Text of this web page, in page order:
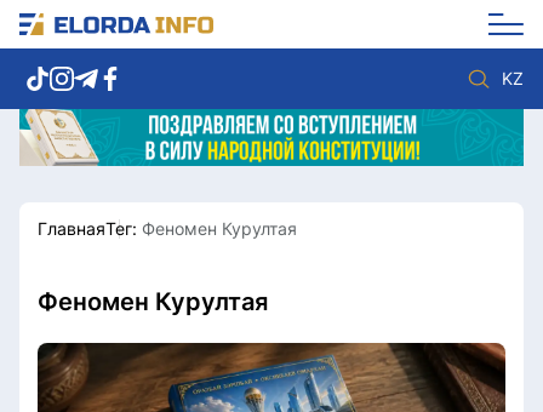
KZ
Новости столицы
Политика
Спорт
Культура
Видео
Мир
Послание
Служба Комплаенс
Этический кодекс
Служу стране
ГлавнаяТег: Феномен Курултая
Феномен Курултая